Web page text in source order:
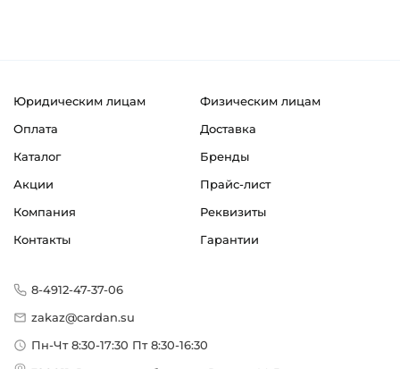
Юридическим лицам
Физическим лицам
Оплата
Доставка
Каталог
Бренды
Акции
Прайс-лист
Компания
Реквизиты
Контакты
Гарантии
8-4912-47-37-06
zakaz@cardan.su
Пн-Чт 8:30-17:30 Пт 8:30-16:30